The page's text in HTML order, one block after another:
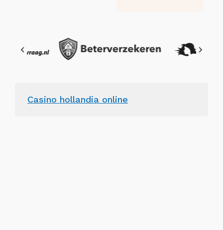
Casino hollandia online